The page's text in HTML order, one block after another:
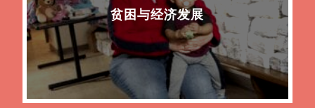
贫困与经济发展